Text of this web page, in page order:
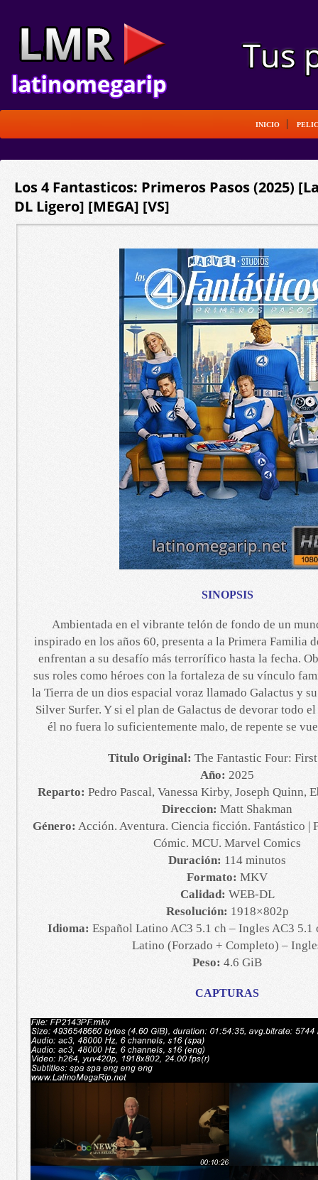
INICIO
Los 4 Fantasticos: Primeros Pasos (2025)
DL Ligero] [MEGA] [VS]
SINOPSIS
Ambientada en el vibrante telón de fondo de un
inspirado en los años 60, presenta a la Primera Familia
enfrentan a su desafío más terrorífico hasta la fecha.
sus roles como héroes con la fortaleza de su vínculo
la Tierra de un dios espacial voraz llamado Galactus y
Silver Surfer. Y si el plan de Galactus de devorar todo
él no fuera lo suficientemente malo, de repente se
Titulo Original: The Fantastic Four:
Año: 2025
Reparto: Pedro Pascal, Vanessa Kirby, Joseph Quinn,
Direccion: Matt Shakman
Género: Acción. Aventura. Ciencia ficción. Fantástico |
Cómic. MCU. Marvel Comics
Duración: 114 minutos
Formato: MKV
Calidad: WEB-DL
Resolución: 1918×802p
Idioma: Español Latino AC3 5.1 ch – Ingles AC3 5.1
Latino (Forzado + Completo) –
Peso: 4.6 GiB
CAPTURAS